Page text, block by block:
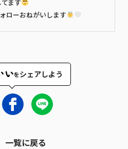
ます
ローおねがいします
をシェアしよう
一覧に戻る